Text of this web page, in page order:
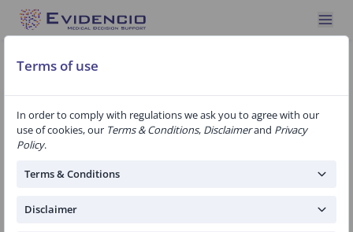
Terms of use
In order to comply with regulations we ask you to agree with our
use of cookies, our Terms & Conditions, Disclaimerand Privacy
Policy.
Terms & Conditions
Disclaimer
Revised Mayo Clinic AL Amyloidosis
Staging System
amyloidosis, incorporating serum free light chains.